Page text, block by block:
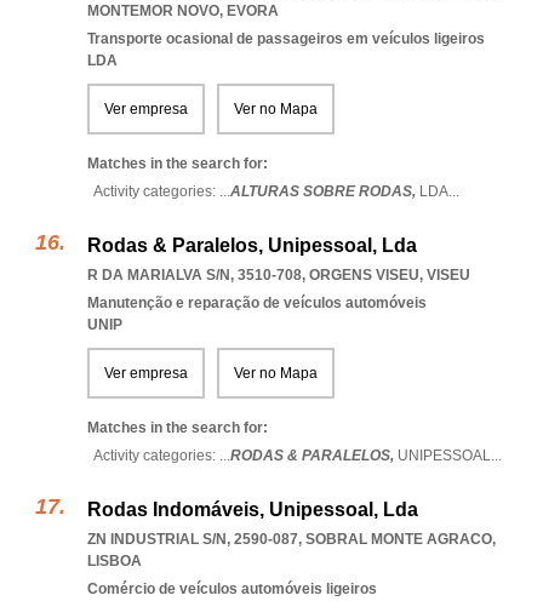
MONTEMOR NOVO, EVORA
Transporte ocasional de passageiros em veículos ligeiros
LDA
Ver empresa Ver no Mapa
Matches in the search for:
Activity categories: ...ALTURAS SOBRE RODAS, LDA...
Rodas & Paralelos, Unipessoal, Lda
R DA MARIALVA S/N, 3510-708, ORGENS VISEU, VISEU
Manutenção e reparação de veículos automóveis
UNIP
Ver empresa Ver no Mapa
Matches in the search for:
Activity categories: ...RODAS & PARALELOS, UNIPESSOAL...
Rodas Indomáveis, Unipessoal, Lda
ZN INDUSTRIAL S/N, 2590-087, SOBRAL MONTE AGRACO,
LISBOA
Comércio de veículos automóveis ligeiros